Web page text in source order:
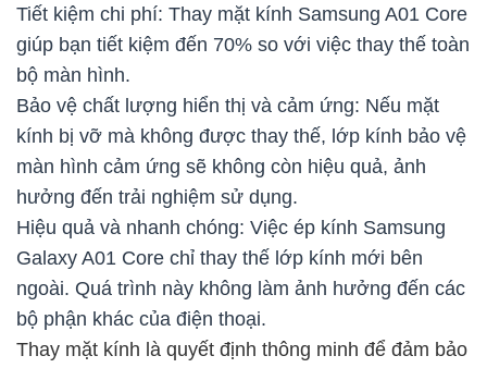
Tiết kiệm chi phí: Thay mặt kính Samsung A01 Core
giúp bạn tiết kiệm đến 70% so với việc thay thế toàn
bộ màn hình.
Bảo vệ chất lượng hiển thị và cảm ứng: Nếu mặt
kính bị vỡ mà không được thay thế, lớp kính bảo vệ
màn hình cảm ứng sẽ không còn hiệu quả, ảnh
hưởng đến trải nghiệm sử dụng.
Hiệu quả và nhanh chóng: Việc ép kính Samsung
Galaxy A01 Core chỉ thay thế lớp kính mới bên
ngoài. Quá trình này không làm ảnh hưởng đến các
bộ phận khác của điện thoại.
Thay mặt kính là quyết định thông minh để đảm bảo